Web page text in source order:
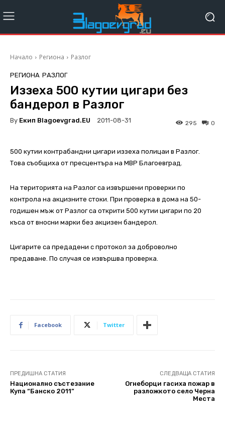
Начало Региона Разлог
РЕГИОНА РАЗЛОГ
Иззеха 500 кутии цигари без
бандерол в Разлог
By Екип Blagoevgrad.EU 2011-08-31 0
295
500 кутии контрабандни цигари иззеха полицаи в Разлог.
Това съобщиха от пресцентъра на МВР Благоевград.
На територията на Разлог са извършени проверки по
контрола на акцизните стоки. При проверка в дома на 50-
годишен мъж от Разлог са открити 500 кутии цигари по 20
къса от вносни марки без акцизен бандерол.
Цигарите са предадени с протокол за доброволно
предаване. По случая се извършва проверка.
Facebook Twitter
ПРЕДИШНА СТАТИЯ
Национално състезание
Купа “Банско 2011”
СЛЕДВАЩА СТАТИЯ
Огнеборци гасиха пожар в
разложкото село Черна
Места